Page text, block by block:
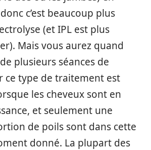
c’est beaucoup plus
(et IPL est plus
Mais vous aurez quand
plusieurs séances de
ce type de traitement est
les cheveux sont en
et seulement une
de poils sont dans cette
donné. La plupart des